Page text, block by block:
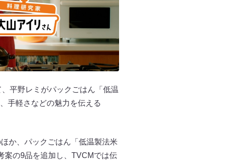
平野レミがパックごはん「低温
手軽さなどの魅力を伝える
か、パックごはん「低温製法米
案の9品を追加し、TVCMでは伝